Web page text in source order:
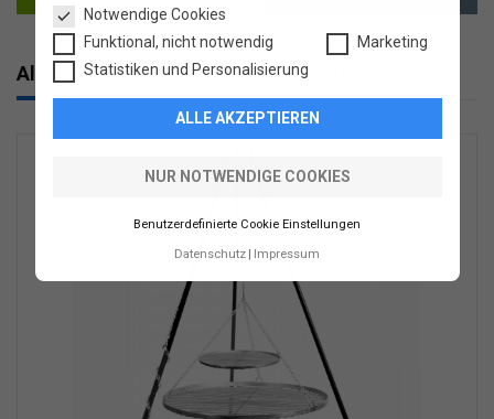
Notwendige Cookies
Funktional, nicht notwendig
Marketing
Statistiken und Personalisierung
ALLE AKZEPTIEREN
NUR NOTWENDIGE COOKIES
Benutzerdefinierte Cookie Einstellungen
Datenschutz Impressum
Alle Produkte Verkaufte Produkte